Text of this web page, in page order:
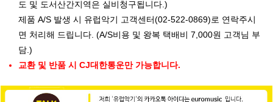
도 및 도서산간지역은 실비청구됩니다.)
제품 A/S 발생 시 유럽악기 고객센터(02-522-0869)로 연락주시
면 처리해 드립니다. (A/S비용 및 왕복 택배비 7,000원 고객님 부
담.)
교환 및 반품 시 CJ대한통운만 가능합니다.